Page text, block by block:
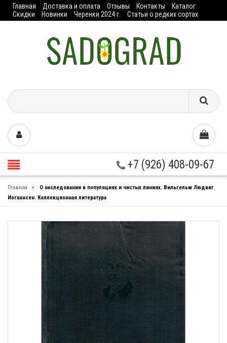
Главная Доставка и оплата Отзывы Контакты
Каталог
Скидки
Новинки Черенки 2024 г. Статьи о редких сортах
+7 (926) 408-09-67
Главная »
О наследовании в популяциях и чистых линиях. Вильгельм Людвиг
Иоганнсен. Коллекционная литература